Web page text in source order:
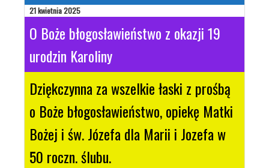
21 kwietnia 2025
O Boże błogosławieństwo z okazji 19
urodzin Karoliny
Dziękczynna za wszelkie łaski z prośbą
o Boże błogosławieństwo, opiekę Matki
Bożej i św. Józefa dla Marii i Jozefa w
50 roczn. ślubu.